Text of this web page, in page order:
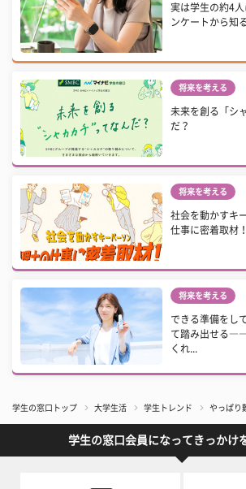
実は学生の約4
ンケートから知
将来を考える
未来を創る「シ
だ？
将来を考える
社会を動かすキ
仕事に密着取材！
将来を考える
できる準備をし
て踏み出せる
くれ...
学生の窓口トップ 大学生活 学生トレンド やっぱり
学生の窓口会員になってきっかけ